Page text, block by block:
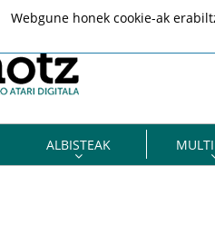
ALBISTEAK
Webgune honek cookie-ak